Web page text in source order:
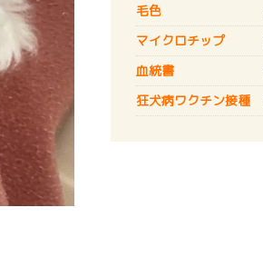
毛色
マイクロチップ
血統書
狂犬病ワクチン接種